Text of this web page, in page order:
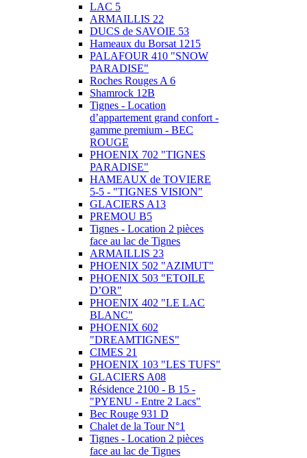
LAC 5
ARMAILLIS 22
DUCS de SAVOIE 53
Hameaux du Borsat 1215
PALAFOUR 410 "SNOW
PARADISE"
Roches Rouges A 6
Shamrock 12B
Tignes - Location
d’appartement grand confort -
gamme premium - BEC
ROUGE
PHOENIX 702 "TIGNES
PARADISE"
HAMEAUX de TOVIERE
5-5 - "TIGNES VISION"
GLACIERS A13
PREMOU B5
Tignes - Location 2 pièces
face au lac de Tignes
ARMAILLIS 23
PHOENIX 502 "AZIMUT"
PHOENIX 503 "ETOILE
D’OR"
PHOENIX 402 "LE LAC
BLANC"
PHOENIX 602
"DREAMTIGNES"
CIMES 21
PHOENIX 103 "LES TUFS"
GLACIERS A08
Résidence 2100 - B 15 -
"PYENU - Entre 2 Lacs"
Bec Rouge 931 D
Chalet de la Tour N°1
Tignes - Location 2 pièces
face au lac de Tignes